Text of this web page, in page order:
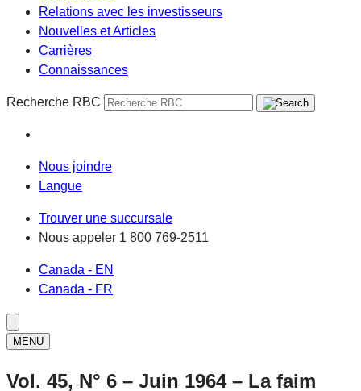
Relations avec les investisseurs
Nouvelles et Articles
Carrières
Connaissances
Recherche RBC
Nous joindre
Langue
Trouver une succursale
Nous appeler 1 800 769-2511
Canada - EN
Canada - FR
MENU
Vol. 45, N° 6 – Juin 1964 – La faim